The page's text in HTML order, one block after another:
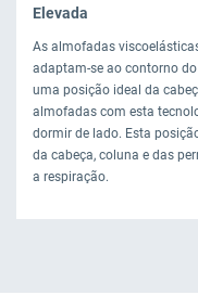
Elevada
As almofadas
adaptam-se ao contorno
uma posição ideal da
almofadas com esta
dormir de lado. Esta
da cabeça, coluna e das
a respiração.